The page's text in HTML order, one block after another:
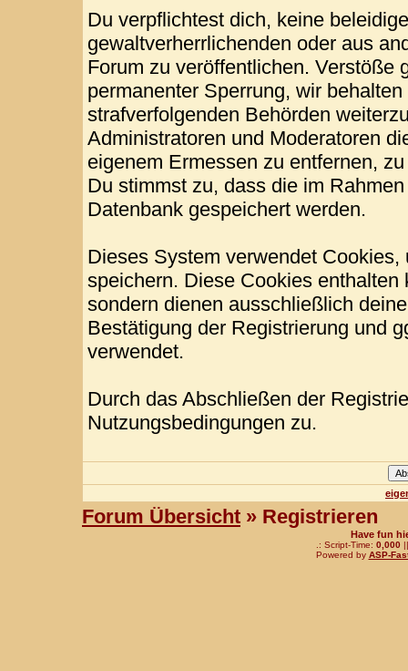
Du verpflichtest dich, keine
gewaltverherrlichenden oder aus
Forum zu veröffentlichen. Verstöße
permanenter Sperrung, wir
strafverfolgenden Behörden
Administratoren und Moderatoren
eigenem Ermessen zu entfernen,
Du stimmst zu, dass die im
Datenbank gespeichert werden.
Dieses System verwendet
speichern. Diese Cookies
sondern dienen ausschließlich
Bestätigung der Registrierung und
verwendet.
Durch das Abschließen der
Nutzungsbedingungen zu.
Forum Übersicht » Registrieren
Have fun
.: Script-Time: 0,000||
Powered by ASP-